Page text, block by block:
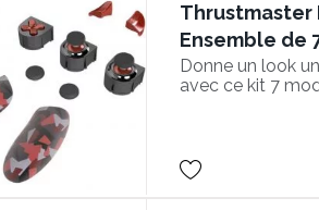
Thrustmaster
Ensemble de
Donne un look
avec ce kit 7